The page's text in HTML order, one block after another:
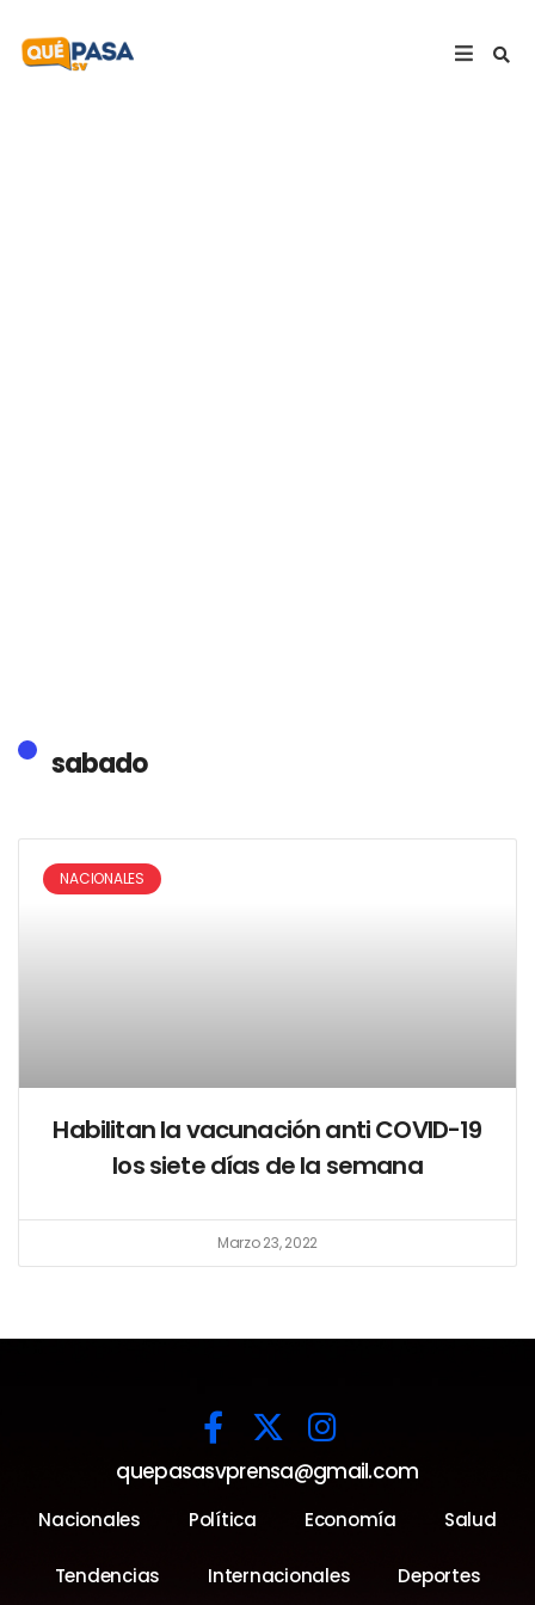
sabado
NACIONALES
Habilitan la vacunación anti COVID-19
los siete días de la semana
Marzo 23, 2022
quepasasvprensa@gmail.com
Nacionales Política Economía Salud
Tendencias Internacionales Deportes